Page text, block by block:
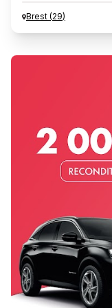
Brest (29)